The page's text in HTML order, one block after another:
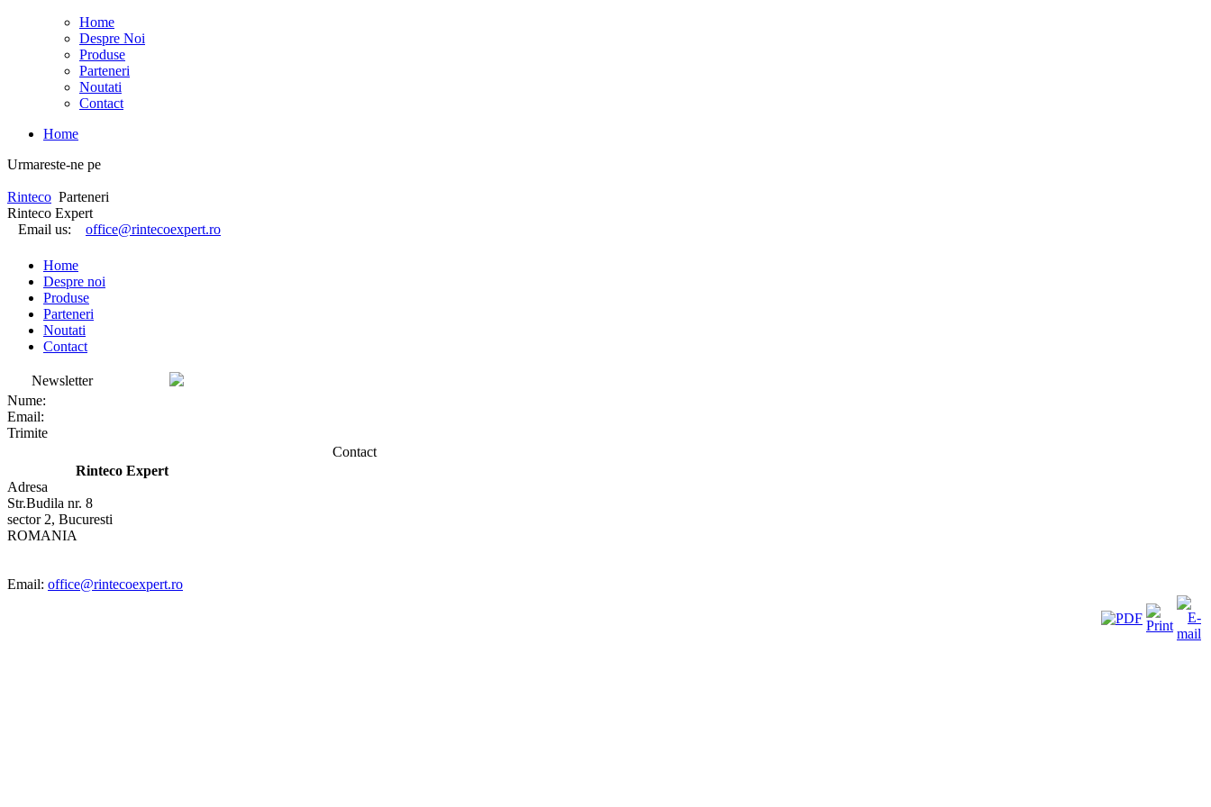
Home
Despre Noi
Produse
Parteneri
Noutati
Contact
Home
Urmareste-ne pe
Rinteco Parteneri
Rinteco Expert
Email us: office@rintecoexpert.ro
Home
Despre noi
Produse
Parteneri
Noutati
Contact
Newsletter
Nume:
Email:
Trimite
Contact
Rinteco Expert
Adresa
Str.Budila nr. 8
sector 2, Bucuresti
ROMANIA
Email: office@rintecoexpert.ro